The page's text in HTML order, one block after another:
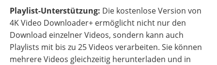
Playlist-Unterstützung: Die kostenlose Version von
4K Video Downloader+ ermöglicht nicht nur den
Download einzelner Videos, sondern kann auch
Playlists mit bis zu 25 Videos verarbeiten. Sie können
mehrere Videos gleichzeitig herunterladen und in